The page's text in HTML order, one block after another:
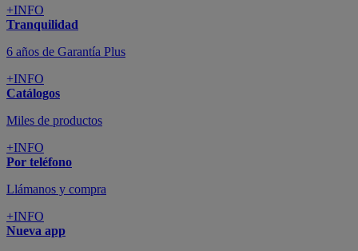
+INFO
Tranquilidad
6 años de Garantía Plus
+INFO
Catálogos
Miles de productos
+INFO
Por teléfono
Llámanos y compra
+INFO
Nueva app